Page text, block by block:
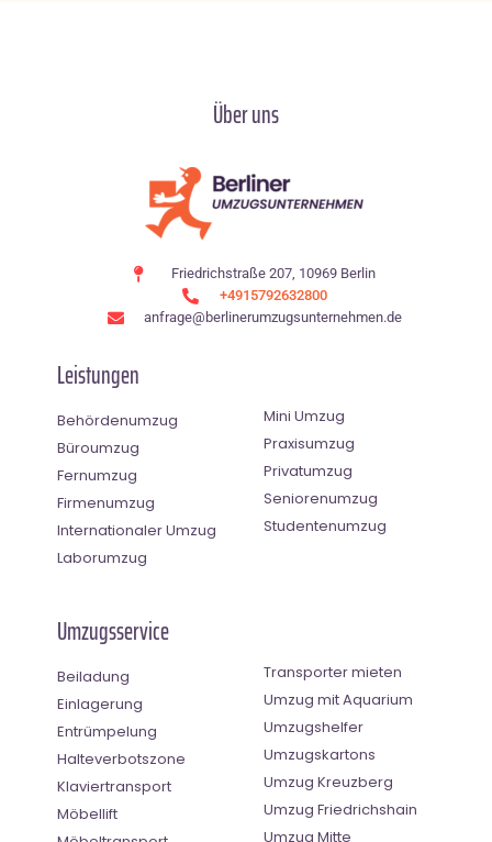
Über uns
Friedrichstraße 207, 10969 Berlin
+4915792632800
anfrage@berlinerumzugsunternehmen.de
Leistungen
Behördenumzug
Büroumzug
Fernumzug
Firmenumzug
Internationaler Umzug
Laborumzug
Mini Umzug
Praxisumzug
Privatumzug
Seniorenumzug
Studentenumzug
Umzugsservice
Beiladung
Einlagerung
Entrümpelung
Halteverbotszone
Klaviertransport
Möbellift
Transporter mieten
Umzug mit Aquarium
Umzugshelfer
Umzugskartons
Umzug Kreuzberg
Umzug Friedrichshain
Umzug Mitte